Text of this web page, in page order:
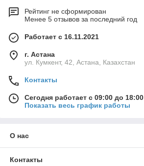
Рейтинг не сформирован
Менее 5 отзывов за последний год
Работает с 16.11.2021
г. Астана
ул. Кумкент, 42, Астана, Казахстан
Контакты
Сегодня работает с 09:00 до 18:00
Показать весь график работы
О нас
Контакты